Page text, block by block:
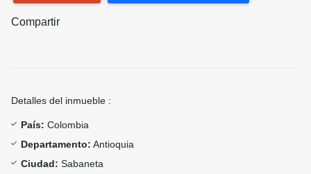
Compartir
Detalles del inmueble :
País: Colombia
Departamento: Antioquia
Ciudad: Sabaneta